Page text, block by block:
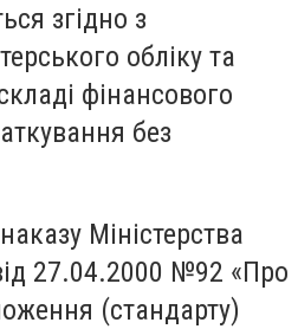
згідно з
обліку та
фінансового
без
Міністерства
27.04.2000 №92 «Про
(стандарту)